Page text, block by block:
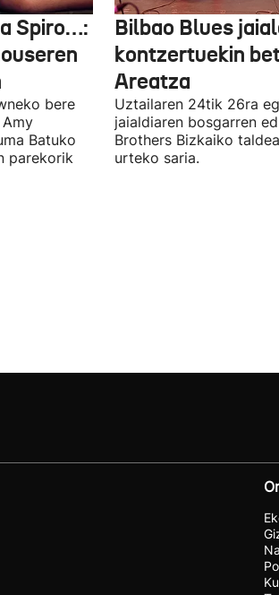
Spiro…:
bere
Batuko
parekorik
Bilbao Blues
kontzertuekin
Areatza
Uztailaren 24tik 26ra
jaialdiaren bosgarren
Brothers Bizkaiko
urteko saria.